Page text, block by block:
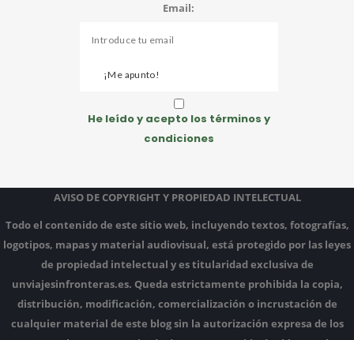
Email:
He leído y acepto los términos y
condiciones
AVISO DE COPYRIGHT Y PROPIEDAD INTELECTUAL
Todo el contenido de este sitio web, incluyendo textos, fotografías,
logotipos, mapas y material audiovisual, está protegido por las leyes
de propiedad intelectual y es titularidad exclusiva de
unviajesinfronteras.es. Queda estrictamente prohibida la copia,
distribución, modificación, comercialización o incrustación de
cualquier material de este blog sin la autorización expresa de los